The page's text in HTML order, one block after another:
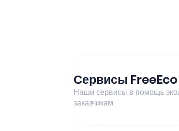
Сервисы FreeEco
Наши сервисы в помощь
заказчикам